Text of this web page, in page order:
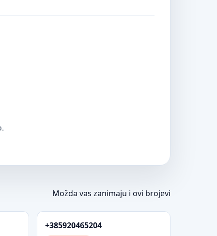
Možda vas zanimaju i ovi brojevi
+385920465204